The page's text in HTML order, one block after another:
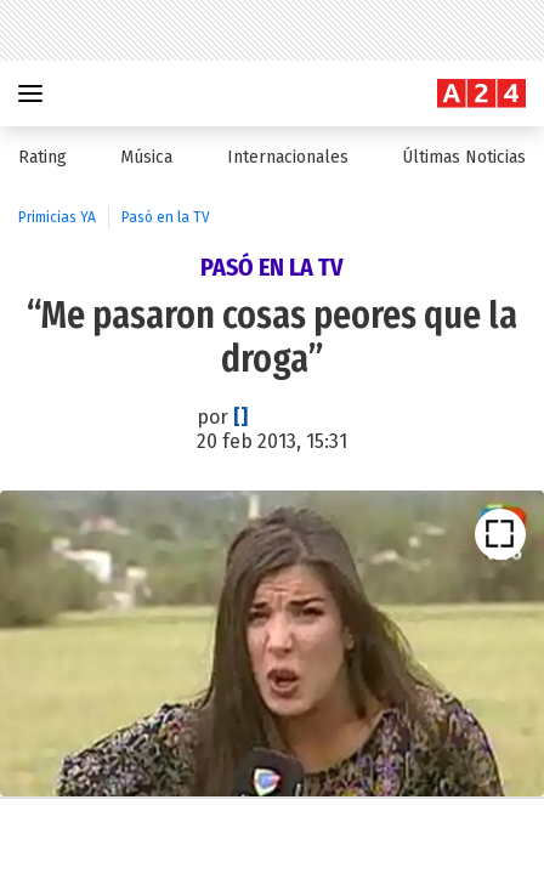
Rating Música Internacionales Últimas Noticias
Primicias YA Pasó en la TV
PASÓ EN LA TV
“Me pasaron cosas peores que la
droga”
por []
20 feb 2013, 15:31